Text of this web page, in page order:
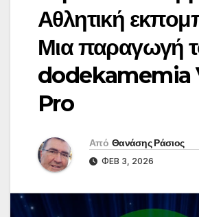
Αθλητική
Μια παραγωγή
dodekamemia
Pro
Από Θανάσης Ράσιος
ΦΕΒ 3, 2026